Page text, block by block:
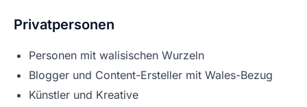
Privatpersonen
Personen mit walisischen Wurzeln
Blogger und Content-Ersteller mit Wales-Bezug
Künstler und Kreative